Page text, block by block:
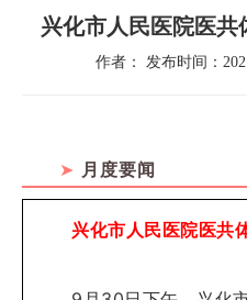
兴化市人民医院医共
作者： 发布时间：
➤ 月度要闻
兴化市人民医院医共